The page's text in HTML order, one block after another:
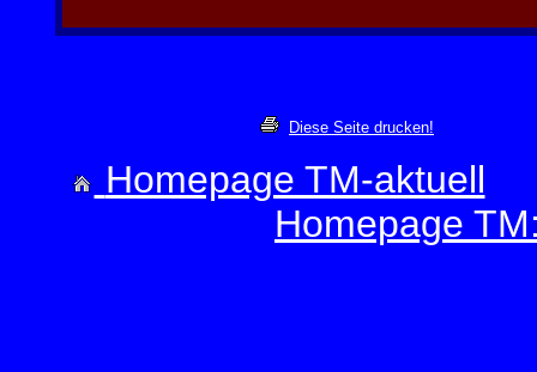
Diese Seite drucken!
Homepage TM-aktuell
Homepage